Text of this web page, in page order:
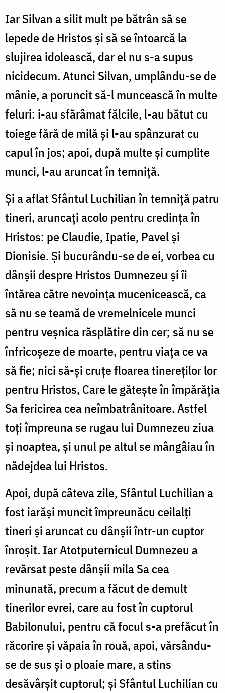
Iar Silvan a silit mult pe bătrân să se
lepede de Hristos și să se întoarcă la
slujirea idolească, dar el nu s-a supus
nicidecum. Atunci Silvan, umplându-se de
mânie, a poruncit să-l muncească în multe
feluri: i-au sfărâmat fălcile, l-au bătut cu
toiege fără de milă și l-au spânzurat cu
capul în jos; apoi, după multe și cumplite
munci, l-au aruncat în temniță.
Și a aflat Sfântul Luchilian în temniță patru
tineri, aruncați acolo pentru credința în
Hristos: pe Claudie, Ipatie, Pavel și
Dionisie. Și bucurându-se de ei, vorbea cu
dânșii despre Hristos Dumnezeu și îi
întărea către nevoința mucenicească, ca
să nu se teamă de vremelnicele munci
pentru veșnica răsplătire din cer; să nu se
înfricoșeze de moarte, pentru viața ce va
să fie; nici să-și cruțe floarea tinereților lor
pentru Hristos, Care le gătește în împărăția
Sa fericirea cea neîmbatrânitoare. Astfel
toți împreuna se rugau lui Dumnezeu ziua
și noaptea, și unul pe altul se mângâiau în
nădejdea lui Hristos.
Apoi, după câteva zile, Sfântul Luchilian a
fost iarăși muncit împreunăcu ceilalți
tineri și aruncat cu dânșii într-un cuptor
înroșit. Iar Atotputernicul Dumnezeu a
revărsat peste dânșii mila Sa cea
minunată, precum a făcut de demult
tinerilor evrei, care au fost în cuptorul
Babilonului, pentru că focul s-a prefăcut în
răcorire și văpaia în rouă, apoi, vărsându-
se de sus și o ploaie mare, a stins
desăvârșit cuptorul; și Sfântul Luchilian cu